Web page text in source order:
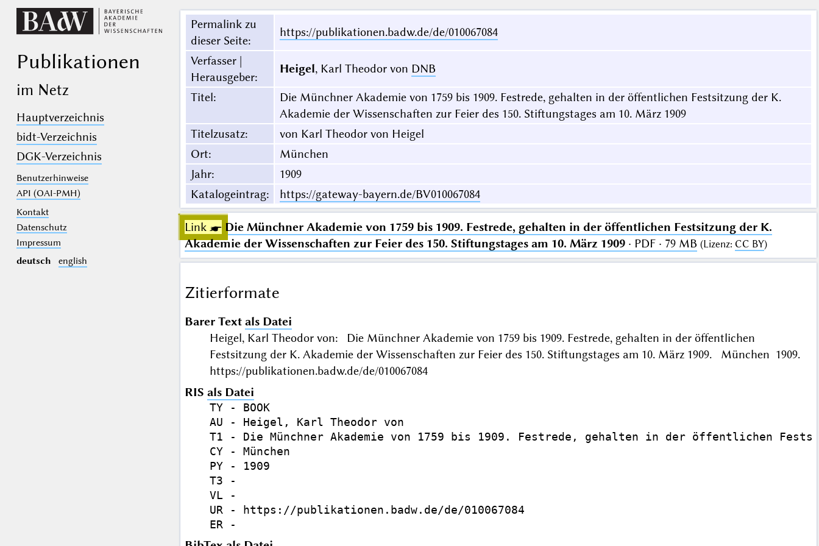
Publikationen
im Netz
Hauptverzeichnis
bidt-Verzeichnis
DGK-Verzeichnis
Benutzerhinweise
API (OAI-PMH)
Kontakt
Datenschutz
Impressum
deutsch
english
Permalink zu
dieser Seite:
https://publikationen.badw.de/de/010067084
Verfasser |
Herausgeber:
Heigel, Karl Theodor von DNB
Titel:
Die Münchner Akademie von 1759 bis 1909. Festrede, gehalten in der öffentlichen Festsitzung der K.
Akademie der Wissenschaften zur Feier des 150. Stiftungstages am 10. März 1909
Titelzusatz:
von Karl Theodor von Heigel
Ort:
München
Jahr:
1909
Katalogeintrag: https://gateway-bayern.de/BV010067084
Link ☛ Die Münchner Akademie von 1759 bis 1909. Festrede, gehalten in der öffentlichen Festsitzung der K.
Akademie der Wissenschaften zur Feier des 150. Stiftungstages am 10. März 1909· PDF · 79 MB (Lizenz: CC BY)
Zitierformate
Barer Text als Datei
Heigel, Karl Theodor von: Die Münchner Akademie von 1759 bis 1909. Festrede, gehalten in der öffentlichen
Festsitzung der K. Akademie der Wissenschaften zur Feier des 150. Stiftungstages am 10. März 1909. München 1909.
https://publikationen.badw.de/de/010067084
RIS als Datei
TY - BOOK
AU - Heigel, Karl Theodor von
T1 - Die Münchner Akademie von 1759 bis 1909. Festrede, gehalten in der öffentlichen
CY - München
PY - 1909
T3 -
VL -
UR - https://publikationen.badw.de/de/010067084